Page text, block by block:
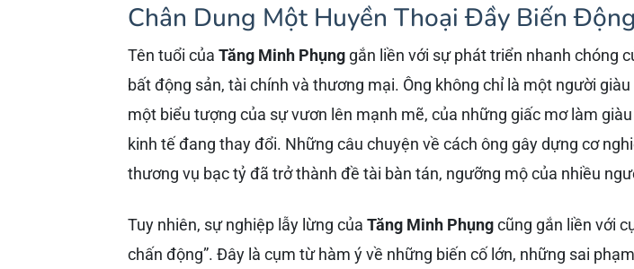
Chân Dung Một Huyền Thoại Đầy Biến Động
Tên tuổi của Tăng Minh Phụng gắn liền với sự phát triển nhanh chóng
bất động sản, tài chính và thương mại. Ông không chỉ là một người giàu
một biểu tượng của sự vươn lên mạnh mẽ, của những giấc mơ làm
kinh tế đang thay đổi. Những câu chuyện về cách ông gây dựng cơ
thương vụ bạc tỷ đã trở thành đề tài bàn tán, ngưỡng mộ của nhiều
Tuy nhiên, sự nghiệp lẫy lừng của Tăng Minh Phụngcũng gắn liền với
chấn động”. Đây là cụm từ hàm ý về những biến cố lớn, những sai